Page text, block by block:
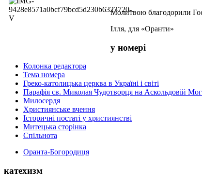
Молитвою благодорили
Ілля, для «Оранти»
у номері
Колонка редактора
Тема номера
Греко-католицька церква в Україні і світі
Парафія св. Миколая Чудотворця на Аскольдовій
Милосердя
Християнське вчення
Історичні постаті у християнстві
Митецька сторінка
Спільнота
Оранта-Богородиця
катехизм